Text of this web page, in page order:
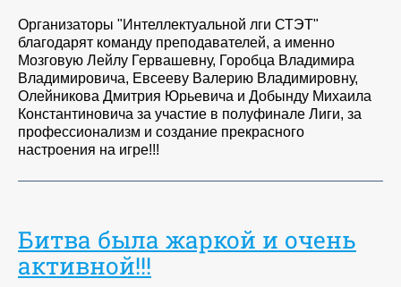
Организаторы "Интеллектуальной лги СТЭТ"
благодарят команду преподавателей, а именно
Мозговую Лейлу Гервашевну, Горобца Владимира
Владимировича, Евсееву Валерию Владимировну,
Олейникова Дмитрия Юрьевича и Добынду Михаила
Константиновича за участие в полуфинале Лиги, за
профессионализм и создание прекрасного
настроения на игре!!!
Битва была жаркой и очень
активной!!!